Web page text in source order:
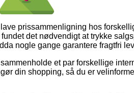
prissammenligning hos
det nødvendigt at trykke
nogle gange garantere fragtfri
et par forskellige
din shopping, så du er